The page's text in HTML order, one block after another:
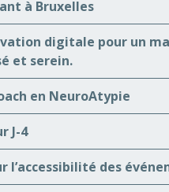
à Bruxelles
digitale pour un
et serein.
en NeuroAtypie
J-4
l’accessibilité des